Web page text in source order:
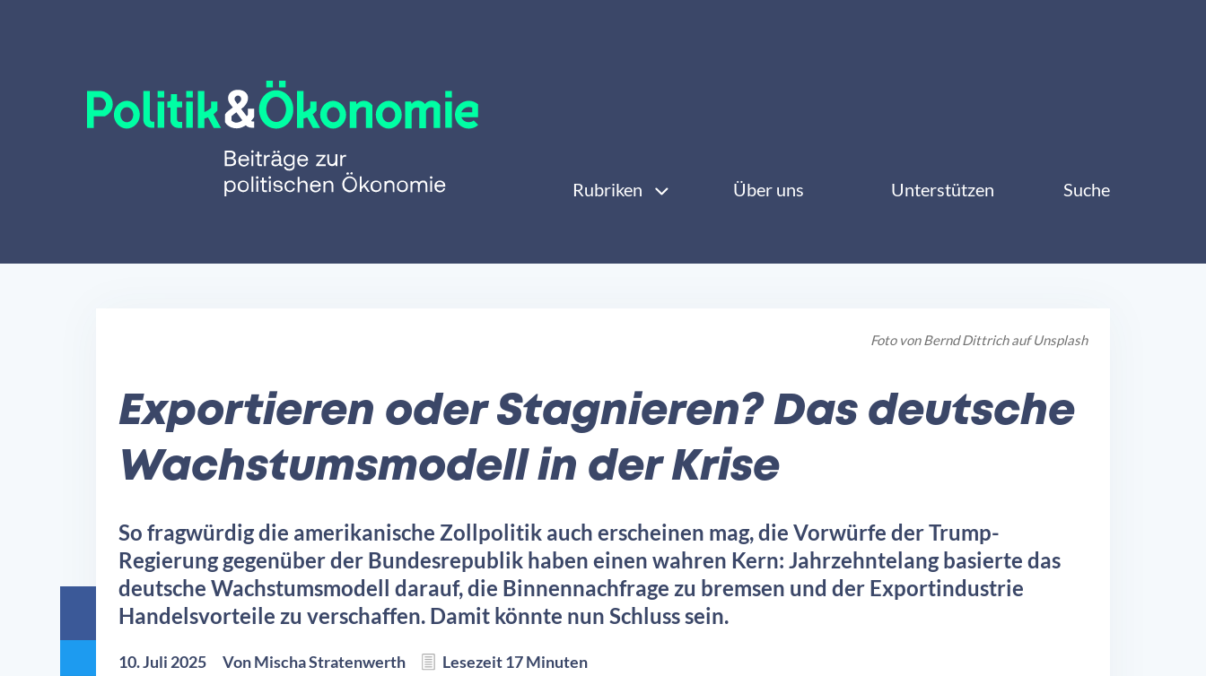
Rubriken Über uns Unterstützen Suche
Foto vonBernd DittrichaufUnsplash
Exportieren oder Stagnieren? Das deutsche
Wachstumsmodell in der Krise
So fragwürdig die amerikanische Zollpolitik auch erscheinen mag, die Vorwürfe der Trump-
Regierung gegenüber der Bundesrepublik haben einen wahren Kern: Jahrzehntelang basierte das
deutsche Wachstumsmodell darauf, die Binnennachfrage zu bremsen und der Exportindustrie
Handelsvorteile zu verschaffen. Damit könnte nun Schluss sein.
10. Juli 2025 VonMischa Stratenwerth Lesezeit 17 Minuten